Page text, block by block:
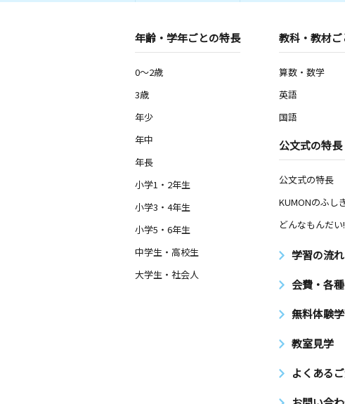
年齢・学年ごとの特長
0～2歳
3歳
年少
年中
年長
小学1・2年生
小学3・4年生
小学5・6年生
中学生・高校生
大学生・社会人
教科・教材
算数・数学
英語
国語
公文式の特長
公文式の特長
KUMONのふし
どんなもんだい
学習の流れ
会費・各
無料体験
教室見学
よくある